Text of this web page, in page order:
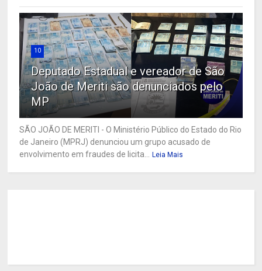
10
Deputado Estadual e vereador de São
João de Meriti são denunciados pelo
MP
SÃO JOÃO DE MERITI - O Ministério Público do Estado do Rio
de Janeiro (MPRJ) denunciou um grupo acusado de
envolvimento em fraudes de licita... Leia Mais